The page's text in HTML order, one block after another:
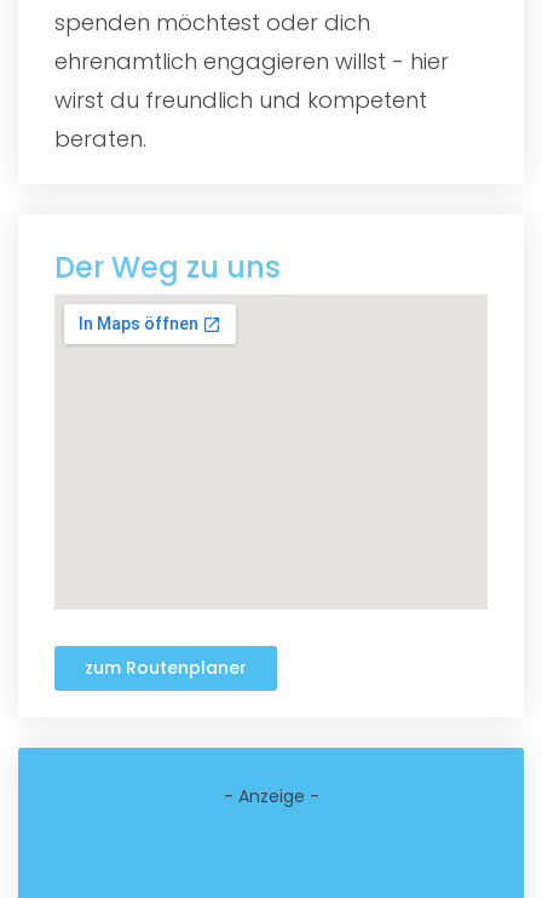
spenden möchtest oder dich
ehrenamtlich engagieren willst - hier
wirst du freundlich und kompetent
beraten.
Der Weg zu uns
zum Routenplaner
- Anzeige -